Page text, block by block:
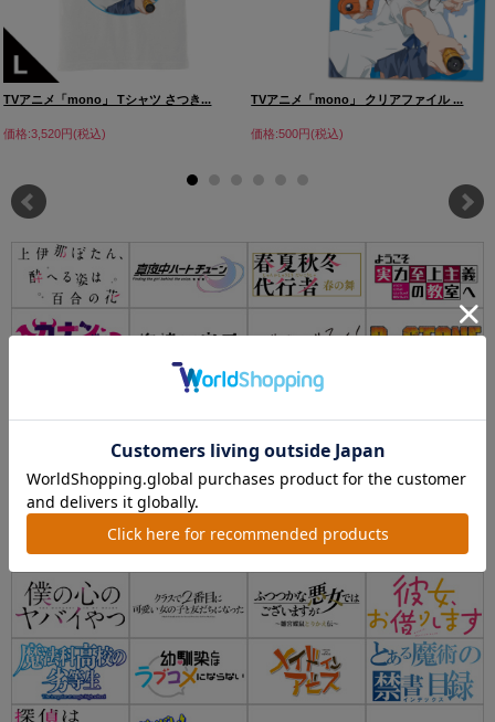
TVアニメ「mono」 Tシャツ さつき...
価格:3,520円(税込)
TVアニメ「mono」 クリアファイル ...
価格:500円(税込)